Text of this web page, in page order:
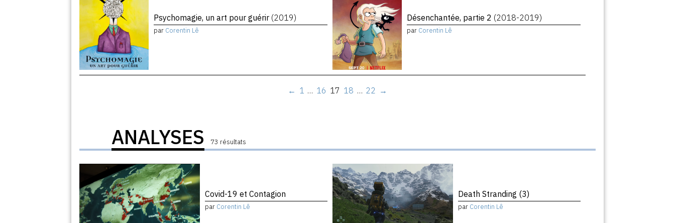
Psychomagie, un art pour guérir (2019)
par Corentin Lê
Désenchantée, partie 2 (2018-2019)
par Corentin Lê
← 1 … 16 17 18 … 22 →
ANALYSES 73 résultats
Covid-19 et Contagion
par Corentin Lê
Death Stranding (3)
par Corentin Lê